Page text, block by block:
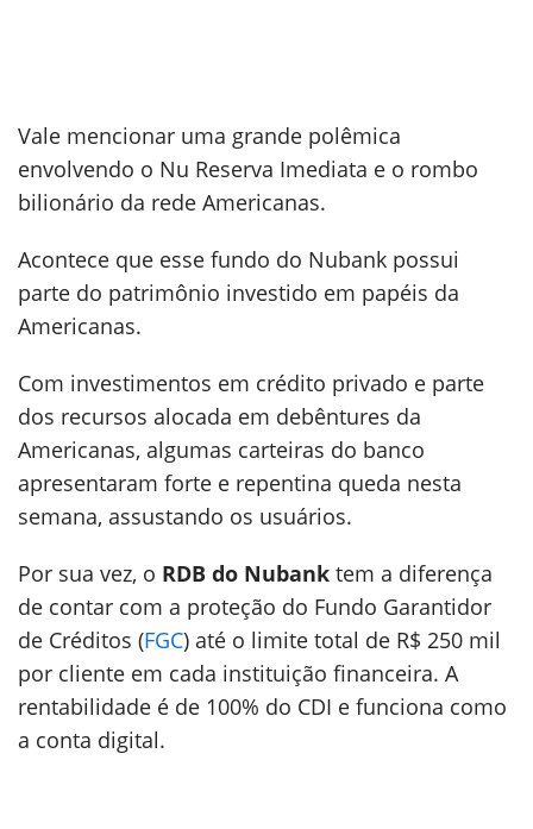
Vale mencionar uma grande polêmica
envolvendo o Nu Reserva Imediata e o rombo
bilionário da rede Americanas.
Acontece que esse fundo do Nubank possui
parte do patrimônio investido em papéis da
Americanas.
Com investimentos em crédito privado e parte
dos recursos alocada em debêntures da
Americanas, algumas carteiras do banco
apresentaram forte e repentina queda nesta
semana, assustando os usuários.
Por sua vez, o RDB do Nubank tem a diferença
de contar com a proteção do Fundo Garantidor
de Créditos (FGC) até o limite total de R$ 250 mil
por cliente em cada instituição financeira. A
rentabilidade é de 100% do CDI e funciona como
a conta digital.